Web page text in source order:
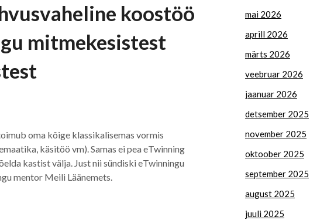
koostöö
mitmekesistest
oma kõige klassikalisemas vormis
käsitöö vm). Samas ei pea eTwinning
kastist välja. Just nii sündiski eTwinningu
mentor Meili Läänemets.
mai 2026
aprill 2026
märts 2026
veebruar 2026
jaanuar 2026
detsember 2025
november 2025
oktoober 2025
september 2025
august 2025
juuli 2025